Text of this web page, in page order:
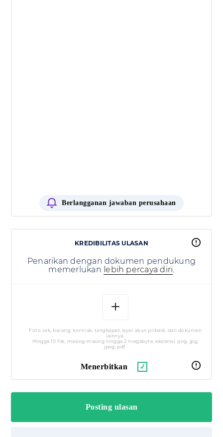
Berlangganan jawaban perusahaan
KREDIBILITAS ULASAN
Penarikan dengan dokumen pendukung
memerlukan lebih percaya diri.
Menerbitkan
Foto cek, barang, kontrak, tangkapan layar akun pribadi, dan dokumen
lainnya.
Hingga 10 file, masing-masing hingga 2 megabyte, ekstensi: png, jpg,
jpeg, pdf.